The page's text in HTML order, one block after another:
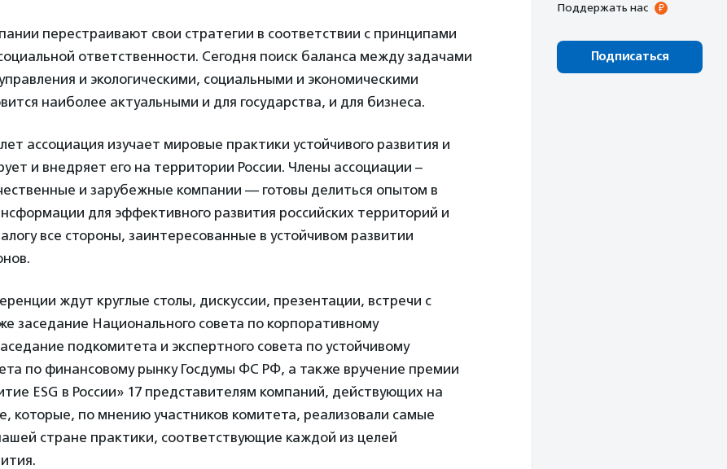
перестраивают свои стратегии в соответствии с принципами
ответственности. Сегодня поиск баланса между задачами
и экологическими, социальными и экономическими
наиболее актуальными и для государства, и для бизнеса.
ассоциация изучает мировые практики устойчивого развития и
и внедряет его на территории России. Члены ассоциации –
и зарубежные компании — готовы делиться опытом в
для эффективного развития российских территорий и
все стороны, заинтересованные в устойчивом развитии
ждут круглые столы, дискуссии, презентации, встречи с
заседание Национального совета по корпоративному
подкомитета и экспертного совета по устойчивому
по финансовому рынку Госдумы ФС РФ, а также вручение премии
ESG в России» 17 представителям компаний, действующих на
которые, по мнению участников комитета, реализовали самые
стране практики, соответствующие каждой из целей
Поддержать нас
Подписаться